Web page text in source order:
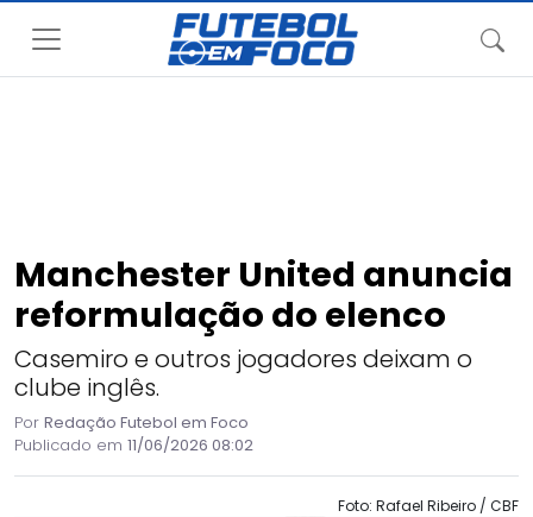
Manchester United anuncia
reformulação do elenco
Casemiro e outros jogadores deixam o
clube inglês.
Por Redação Futebol em Foco
Publicado em 11/06/2026 08:02
Foto: Rafael Ribeiro / CBF